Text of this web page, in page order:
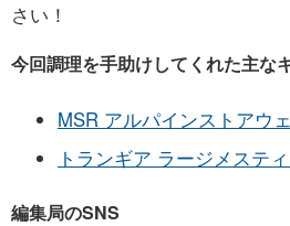
さい！
今回調理を手助けしてくれた主な
MSR アルパインストアウ
トランギア ラージメステ
編集局のSNS